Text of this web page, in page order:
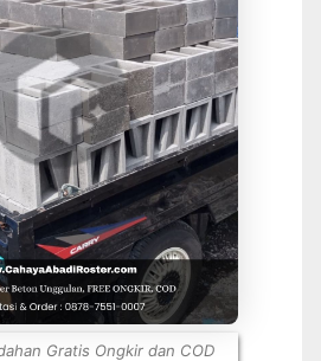
Gratis Ongkir dan COD